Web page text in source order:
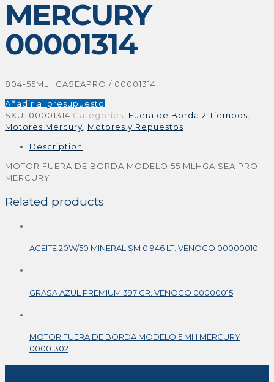
MERCURY
00001314
804-55MLHGASEAPRO / 00001314
Añadir al presupuesto
SKU: 00001314 Categories: Fuera de Borda 2 Tiempos
Motores Mercury
Motores y Repuestos
Description
MOTOR FUERA DE BORDA MODELO 55 MLHGA SEA PRO
MERCURY
Related products
ACEITE 20W/50 MINERAL SM 0.946 LT. VENOCO 00000010
GRASA AZUL PREMIUM 397 GR. VENOCO 00000015
MOTOR FUERA DE BORDA MODELO 5 MH MERCURY
00001302